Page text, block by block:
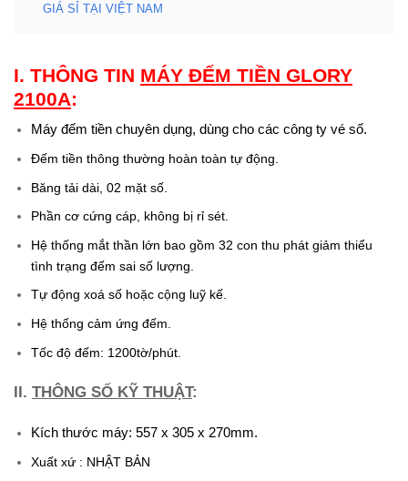
GIÁ SỈ TẠI VIỆT NAM
I. THÔNG TIN MÁY ĐẾM TIỀN GLORY
2100A:
Máy đếm tiền chuyên dụng, dùng cho các công ty vé số.
Đếm tiền thông thường hoàn toàn tự động.
Băng tải dài, 02 mặt số.
Phần cơ cứng cáp, không bị rỉ sét.
Hệ thống mắt thần lớn bao gồm 32 con thu phát giảm thiểu
tình trạng đếm sai số lượng.
Tự động xoá số hoặc cộng luỹ kế.
Hệ thống cảm ứng đếm.
Tốc độ đếm: 1200tờ/phút.
II. THÔNG SỐ KỸ THUẬT:
Kích thước máy: 557 x 305 x 270mm.
Xuất xứ : NHẬT BẢN